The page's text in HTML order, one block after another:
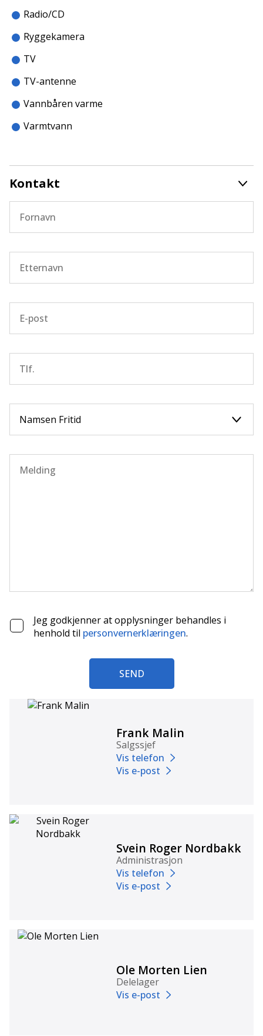
Radio/CD
Ryggekamera
TV
TV-antenne
Vannbåren varme
Varmtvann
Kontakt
Jeg godkjenner at opplysninger behandles i
henhold til personvernerklæringen.
SEND
Frank Malin
Salgssjef
Vis telefon
Vis e-post
Svein Roger Nordbakk
Administrasjon
Vis telefon
Vis e-post
Ole Morten Lien
Delelager
Vis e-post